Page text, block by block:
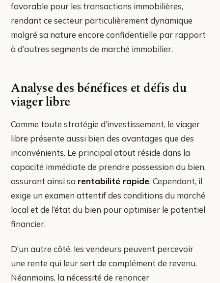
favorable pour les transactions immobilières,
rendant ce secteur particulièrement dynamique
malgré sa nature encore confidentielle par rapport
à d’autres segments de marché immobilier.
Analyse des bénéfices et défis du
viager libre
Comme toute stratégie d’investissement, le viager
libre présente aussi bien des avantages que des
inconvénients. Le principal atout réside dans la
capacité immédiate de prendre possession du bien,
assurant ainsi sa rentabilité rapide. Cependant, il
exige un examen attentif des conditions du marché
local et de l’état du bien pour optimiser le potentiel
financier.
D’un autre côté, les vendeurs peuvent percevoir
une rente qui leur sert de complément de revenu.
Néanmoins, la nécessité de renoncer